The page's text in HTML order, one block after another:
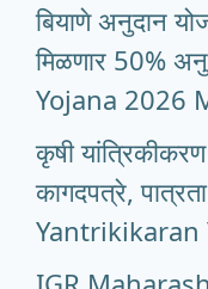
बियाणे अनुदान
मिळणार 50%
Yojana 2026
कृषी
कागदपत्रे,
Yantrikikaran